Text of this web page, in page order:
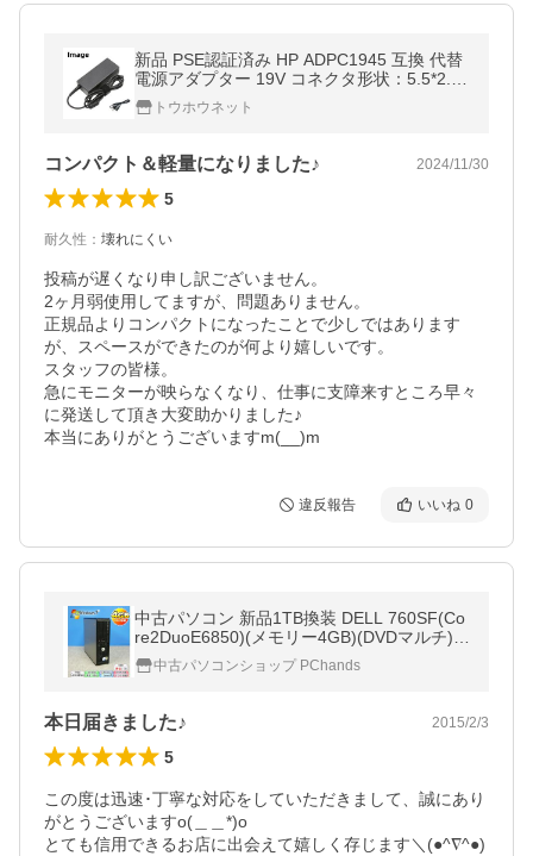
新品 PSE認証済み HP ADPC1945 互換 代替
電源アダプター 19V コネクタ形状：5.5*2.5
mm 液晶モニター適合ACアダプター
トウホウネット
コンパクト＆軽量になりました♪ 2024/11/30
5
耐久性 ： 壊れにくい
投稿が遅くなり申し訳ございません。
2ヶ月弱使用してますが、問題ありません。
正規品よりコンパクトになったことで少しではあります
が、スペースができたのが何より嬉しいです。
スタッフの皆様。
急にモニターが映らなくなり、仕事に支障来すところ早々
に発送して頂き大変助かりました♪
本当にありがとうございますm(__)m
違反報告 いいね 0
中古パソコン 新品1TB換装 DELL 760SF(Co
re2DuoE6850)(メモリー4GB)(DVDマルチ)
(Gefoce210)(HDMI)(Win7Pro)(dg-095)
中古パソコンショップ PChands
本日届きました♪ 2015/2/3
5
この度は迅速･丁寧な対応をしていただきまして、誠にあり
がとうございますo(＿＿*)o
とても信用できるお店に出会えて嬉しく存じます＼(●^∇^●)